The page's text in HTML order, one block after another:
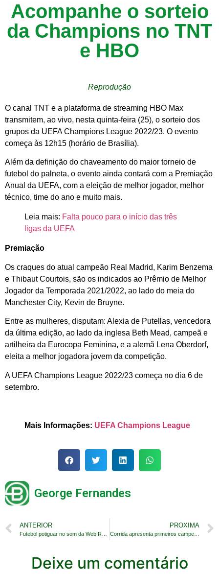
Acompanhe o sorteio
da Champions no TNT
e HBO
Reprodução
O canal TNT e a plataforma de streaming HBO Max
transmitem, ao vivo, nesta quinta-feira (25), o sorteio dos
grupos da UEFA Champions League 2022/23. O evento
começa às 12h15 (horário de Brasília).
Além da definição do chaveamento do maior torneio de
futebol do palneta, o evento ainda contará com a Premiação
Anual da UEFA, com a eleição de melhor jogador, melhor
técnico, time do ano e muito mais.
Leia mais: Falta pouco para o início das três
ligas da UEFA
Premiação
Os craques do atual campeão Real Madrid, Karim Benzema
e Thibaut Courtois, são os indicados ao Prêmio de Melhor
Jogador da Temporada 2021/2022, ao lado do meia do
Manchester City, Kevin de Bruyne.
Entre as mulheres, disputam: Alexia de Putellas, vencedora
da última edição, ao lado da inglesa Beth Mead, campeã e
artilheira da Eurocopa Feminina, e a alemã Lena Oberdorf,
eleita a melhor jogadora jovem da competição.
A UEFA Champions League 2022/23 começa no dia 6 de
setembro.
Mais Informações: UEFA Champions League
George Fernandes
ANTERIOR PROXIMA
Corrida apresenta primeiros campeões da OTC 2022
Deixe um comentário